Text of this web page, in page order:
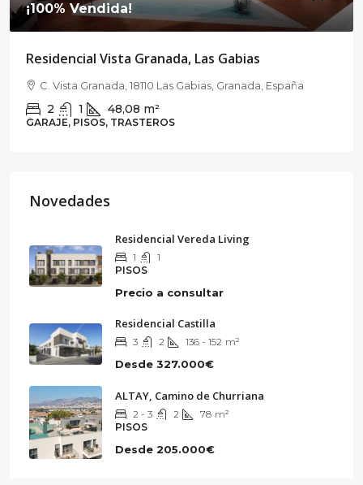
¡100% Vendida!
Residencial Vista Granada, Las Gabias
C. Vista Granada, 18110 Las Gabias, Granada, España
2 1 48,08 m²
GARAJE, PISOS, TRASTEROS
Novedades
Residencial Vereda Living
1
1
PISOS
Precio a consultar
Residencial Castilla
3 2 136 - 152 m²
Desde 327.000€
ALTAY, Camino de Churriana
2 - 3 2 78 m²
PISOS
Desde 205.000€